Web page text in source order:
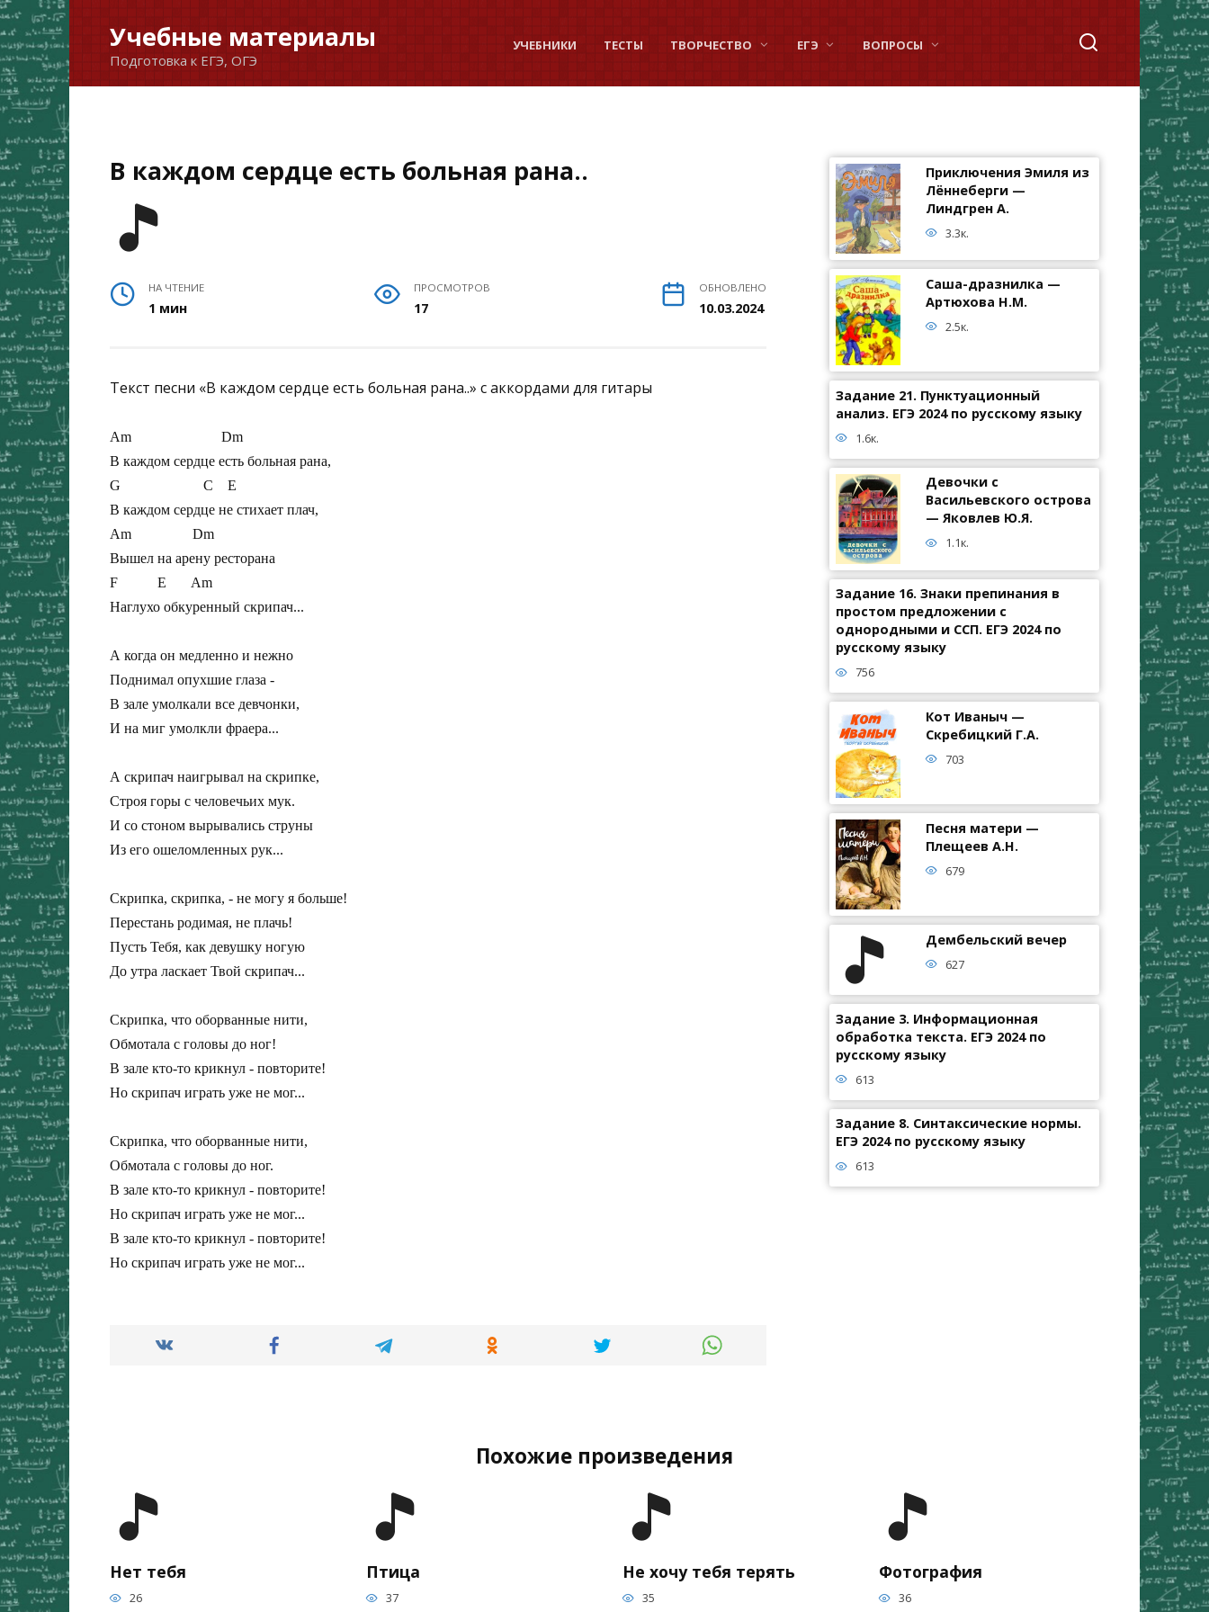
Перейти
к
содержанию
Учебные материалы
Подготовка к ЕГЭ, ОГЭ
УЧЕБНИКИ ТЕСТЫ ТВОРЧЕСТВО ЕГЭ ВОПРОСЫ
В каждом сердце есть больная рана..
НА ЧТЕНИЕ
1 мин
ПРОСМОТРОВ
17
ОБНОВЛЕНО
10.03.2024
Текст песни «В каждом сердце есть больная рана..» с аккордами для гитары
Am                         Dm
В каждом сердце есть больная рана,
G                       C    E
В каждом сердце не стихает плач,
Am                 Dm
Вышел на арену ресторана
F           E       Am
Наглухо обкуренный скрипач...
А когда он медленно и нежно
Поднимал опухшие глаза -
В зале умолкали все девчонки,
И на миг умолкли фраера...
А скрипач наигрывал на скрипке,
Строя горы с человечьих мук.
И со стоном вырывались струны
Из его ошеломленных рук...
Скрипка, скрипка, - не могу я больше!
Перестань родимая, не плачь!
Пусть Тебя, как девушку ногую
До утра ласкает Твой скрипач...
Скрипка, что оборванные нити,
Обмотала с головы до ног!
В зале кто-то крикнул - повторите!
Но скрипач играть уже не мог...
Скрипка, что оборванные нити,
Обмотала с головы до ног.
В зале кто-то крикнул - повторите!
Но скрипач играть уже не мог...
В зале кто-то крикнул - повторите!
Но скрипач играть уже не мог...
Приключения Эмиля из
Лённеберги —
Линдгрен А.
3.3к.
Саша-дразнилка —
Артюхова Н.М.
2.5к.
Задание 21. Пунктуационный
анализ. ЕГЭ 2024 по русскому языку
1.6к.
Девочки с
Васильевского острова
— Яковлев Ю.Я.
1.1к.
Задание 16. Знаки препинания в
простом предложении с
однородными и ССП. ЕГЭ 2024 по
русскому языку
756
Кот Иваныч —
Скребицкий Г.А.
703
Песня матери —
Плещеев А.Н.
679
Дембельский вечер
627
Задание 3. Информационная
обработка текста. ЕГЭ 2024 по
русскому языку
613
Задание 8. Синтаксические нормы.
ЕГЭ 2024 по русскому языку
613
Похожие произведения
Нет тебя
26
Птица
37
Не хочу тебя терять
35
Фотография
36